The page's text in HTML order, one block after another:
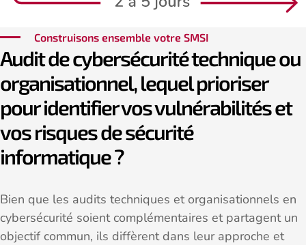
Construisons ensemble votre SMSI
Audit de cybersécurité technique ou
organisationnel, lequel prioriser
pour identifier vos vulnérabilités et
vos risques de sécurité
informatique ?
Bien que les audits techniques et organisationnels en
cybersécurité soient complémentaires et partagent un
objectif commun, ils diffèrent dans leur approche et